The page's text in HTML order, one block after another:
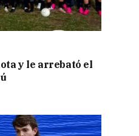
y le arrebató el